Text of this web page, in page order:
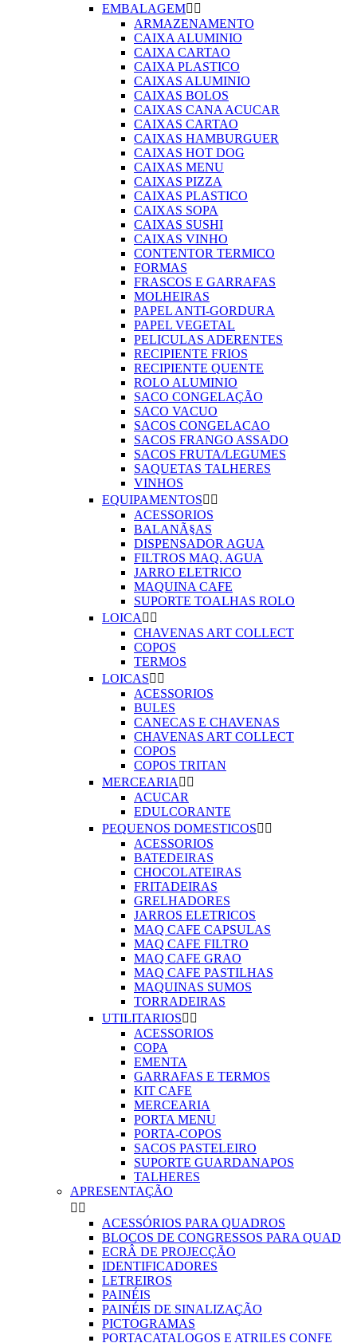
EMBALAGEM 
ARMAZENAMENTO
CAIXA ALUMINIO
CAIXA CARTAO
CAIXA PLASTICO
CAIXAS ALUMINIO
CAIXAS BOLOS
CAIXAS CANA ACUCAR
CAIXAS CARTAO
CAIXAS HAMBURGUER
CAIXAS HOT DOG
CAIXAS MENU
CAIXAS PIZZA
CAIXAS PLASTICO
CAIXAS SOPA
CAIXAS SUSHI
CAIXAS VINHO
CONTENTOR TERMICO
FORMAS
FRASCOS E GARRAFAS
MOLHEIRAS
PAPEL ANTI-GORDURA
PAPEL VEGETAL
PELICULAS ADERENTES
RECIPIENTE FRIOS
RECIPIENTE QUENTE
ROLO ALUMINIO
SACO CONGELAÇÃO
SACO VACUO
SACOS CONGELACAO
SACOS FRANGO ASSADO
SACOS FRUTA/LEGUMES
SAQUETAS TALHERES
VINHOS
EQUIPAMENTOS 
ACESSORIOS
BALANÃ§AS
DISPENSADOR AGUA
FILTROS MAQ. AGUA
JARRO ELETRICO
MAQUINA CAFE
SUPORTE TOALHAS ROLO
LOICA  
CHAVENAS ART COLLECT
COPOS
TERMOS
LOICAS 
ACESSORIOS
BULES
CANECAS E CHAVENAS
CHAVENAS ART COLLECT
COPOS
COPOS TRITAN
MERCEARIA  
ACUCAR
EDULCORANTE
PEQUENOS DOMESTICOS 
ACESSORIOS
BATEDEIRAS
CHOCOLATEIRAS
FRITADEIRAS
GRELHADORES
JARROS ELETRICOS
MAQ CAFE CAPSULAS
MAQ CAFE FILTRO
MAQ CAFE GRAO
MAQ CAFE PASTILHAS
MAQUINAS SUMOS
TORRADEIRAS
UTILITARIOS 
ACESSORIOS
COPA
EMENTA
GARRAFAS E TERMOS
KIT CAFE
MERCEARIA
PORTA MENU
PORTA-COPOS
SACOS PASTELEIRO
SUPORTE GUARDANAPOS
TALHERES
APRESENTAÇÃO
 
ACESSÓRIOS PARA QUADROS
BLOCOS DE CONGRESSOS PARA QUAD
ECRÂ DE PROJECÇÃO
IDENTIFICADORES
LETREIROS
PAINÉIS
PAINÉIS DE SINALIZAÇÃO
PICTOGRAMAS
PORTACATALOGOS E ATRILES CONFE